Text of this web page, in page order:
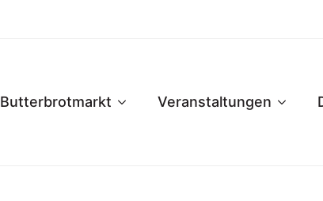
Butterbrotmarkt Veranstaltungen